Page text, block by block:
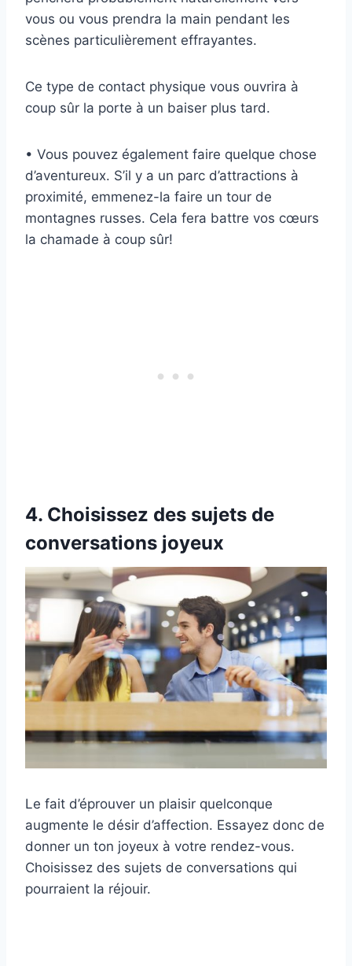
vous ou vous prendra la main pendant les
scènes particulièrement effrayantes.
Ce type de contact physique vous ouvrira à
coup sûr la porte à un baiser plus tard.
• Vous pouvez également faire quelque chose
d’aventureux. S’il y a un parc d’attractions à
proximité, emmenez-la faire un tour de
montagnes russes. Cela fera battre vos cœurs
la chamade à coup sûr!
4. Choisissez des sujets de
conversations joyeux
Le fait d’éprouver un plaisir quelconque
augmente le désir d’affection. Essayez donc de
donner un ton joyeux à votre rendez-vous.
Choisissez des sujets de conversations qui
pourraient la réjouir.